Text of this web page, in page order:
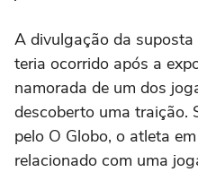
A divulgação da
teria ocorrido após a
namorada de um dos
descoberto uma traição.
pelo O Globo, o atleta
relacionado com uma